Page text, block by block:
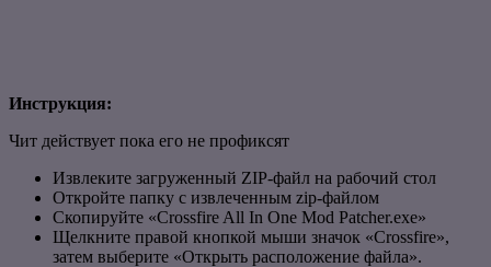
Инструкция:
Чит действует пока его не профиксят
Извлеките загруженный ZIP-файл на рабочий стол
Откройте папку с извлеченным zip-файлом
Скопируйте «Crossfire All In One Mod Patcher.exe»
Щелкните правой кнопкой мыши значок «Crossfire»,
затем выберите «Открыть расположение файла».